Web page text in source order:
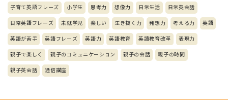
子育て英語フレーズ 小学生 思考力 想像力 日常生活 日常英会話
日常英語フレーズ 未就学児 楽しい 生き抜く力 発想力 考える力 英語
英語が苦手 英語フレーズ 英語力 英語教育 英語教育改革 表現力
親子で楽しく 親子のコミュニケーション 親子の会話 親子の時間
親子英会話 通信講座